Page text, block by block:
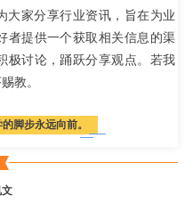
大家分享行业资讯，旨在为业
者提供一个获取相关信息的渠
极讨论，踊跃分享观点。若我
教。
脚步永远向前。
文